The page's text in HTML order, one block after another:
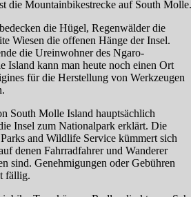
die Mountainbikestrecke auf South Molle.
die Hügel, Regenwälder die
Wiesen die offenen Hänge der Insel.
die Ureinwohner des Ngaro-
Island kann man heute noch einen Ort
für die Herstellung von Werkzeugen
South Molle Island hauptsächlich
Insel zum Nationalpark erklärt. Die
and Wildlife Service kümmert sich
denen Fahrradfahrer und Wanderer
sind. Genehmigungen oder Gebühren
fällig.